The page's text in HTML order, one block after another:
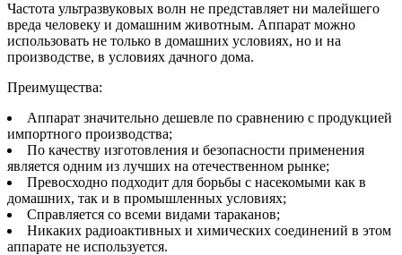
Частота ультразвуковых волн не представляет ни малейшего
вреда человеку и домашним животным. Аппарат можно
использовать не только в домашних условиях, но и на
производстве, в условиях дачного дома.
Преимущества:
Аппарат значительно дешевле по сравнению с продукцией
импортного производства;
По качеству изготовления и безопасности применения
является одним из лучших на отечественном рынке;
Превосходно подходит для борьбы с насекомыми как в
домашних, так и в промышленных условиях;
Справляется со всеми видами тараканов;
Никаких радиоактивных и химических соединений в этом
аппарате не используется.